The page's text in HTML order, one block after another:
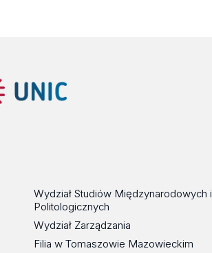
Wydział Studiów Międzynarodowych i
Politologicznych
Wydział Zarządzania
Filia w Tomaszowie Mazowieckim